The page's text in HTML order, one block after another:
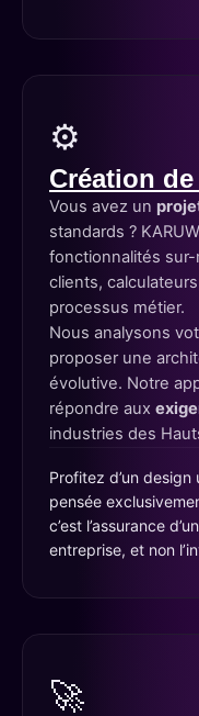
⚙️
Création
Vous avez un
standards ?
fonctionnalités
clients,
processus métier.
Nous analysons
proposer une
évolutive. Notre
répondre aux
industries des
Profitez d’un design
pensée
c’est l’assurance
entreprise, et non
🚀